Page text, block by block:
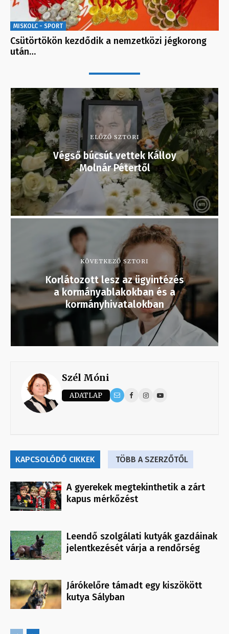
MISKOLC - SPORT
Csütörtökön kezdődik a nemzetközi jégkorong
után…
ELŐZŐ SZTORI
Végső búcsút vettek Kálloy
Molnár Pétertől
KÖVETKEZŐ SZTORI
Korlátozott lesz az ügyintézés
a kormányablakokban és a
kormányhivatalokban
Szél Móni
ADATLAP
KAPCSOLÓDÓ CIKKEK TÖBB A SZERZŐTŐL
A gyerekek megtekinthetik a zárt
kapus mérkőzést
Leendő szolgálati kutyák gazdáinak
jelentkezését várja a rendőrség
Járókelőre támadt egy kiszökött
kutya Sályban